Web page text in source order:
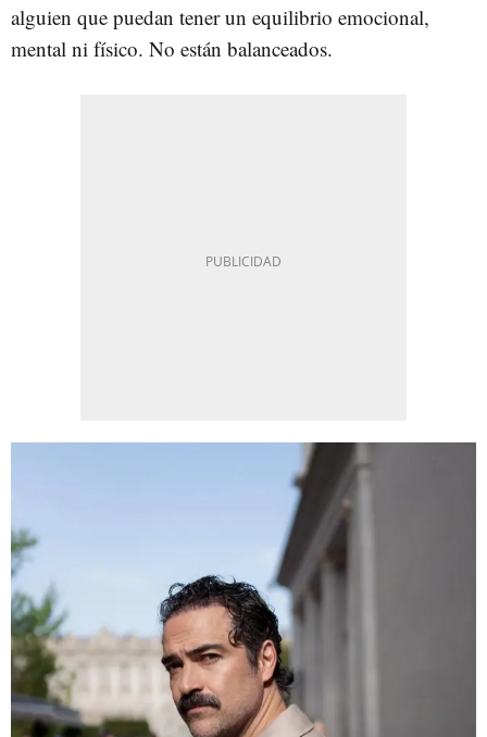
alguien que puedan tener un equilibrio emocional,
mental ni físico. No están balanceados.